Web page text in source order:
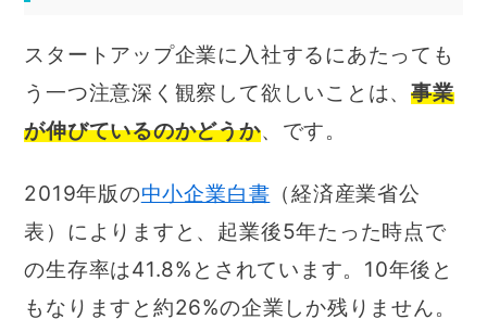
スタートアップ企業に入社するにあたっても
う一つ注意深く観察して欲しいことは、事業
が伸びているのかどうか、です。
2019年版の中小企業白書 （経済産業省公
表）によりますと、起業後5年たった時点で
の生存率は41.8%とされています。10年後と
もなりますと約26%の企業しか残りません。